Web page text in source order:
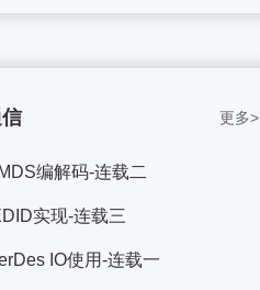
更多>
编解码-连载二
实现-连载三
IO使用-连载一